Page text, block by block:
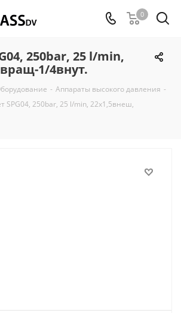
0
250bar, 25 l/min,
1/4внут.
- Аппараты высокого давления -
SPG04, 250bar, 25 l/min, 22х1,5внеш,